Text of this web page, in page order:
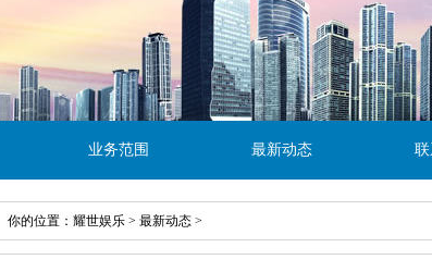
业务范围 最新动态 联
你的位置： 耀世娱乐 > 最新动态 >